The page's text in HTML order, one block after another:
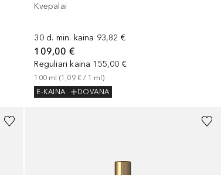
Kvepalai
30 d. min. kaina 93,82 €
109,00 €
Reguliari kaina 155,00 €
100 ml (1,09 € / 1 ml)
E-KAINA
DOVANA